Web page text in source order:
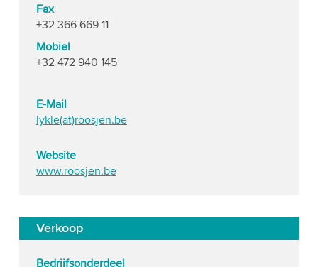
Fax
+32 366 669 11
Mobiel
+32 472 940 145
E-Mail
lykle(at)roosjen.be
Website
www.roosjen.be
Verkoop
Bedrijfsonderdeel